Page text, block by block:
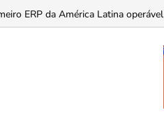
ERP da América Latina